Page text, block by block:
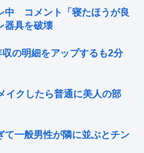
中 コメント「寝たほうが良
器具を破壊
の明細をアップするも2分
イクしたら普通に美人の部
て一般男性が隣に並ぶとチン